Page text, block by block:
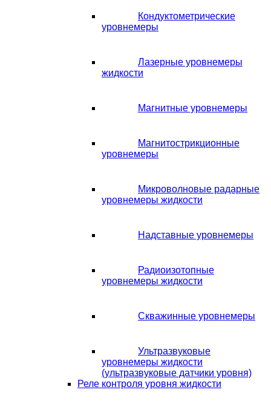
Кондуктометрические
уровнемеры
Лазерные уровнемеры
жидкости
Магнитные уровнемеры
Магнитострикционные
уровнемеры
Микроволновые радарные
уровнемеры жидкости
Надставные уровнемеры
Радиоизотопные
уровнемеры жидкости
Скважинные уровнемеры
Ультразвуковые
уровнемеры жидкости
(ультразвуковые датчики уровня)
Реле контроля уровня жидкости